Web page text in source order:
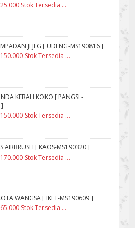
Stok Tersedia ...
JEJEG [ UDENG-MS190816 ]
Stok Tersedia ...
KERAH KOKO [ PANGSI -
Stok Tersedia ...
AIRBRUSH [ KAOS-MS190320 ]
Stok Tersedia ...
WANGSA [ IKET-MS190609 ]
Stok Tersedia ...